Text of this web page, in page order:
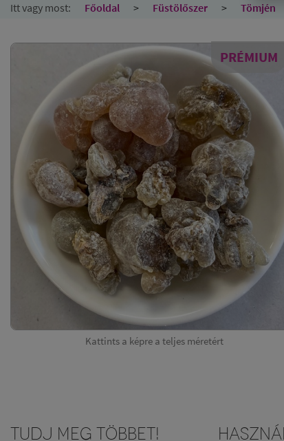
Itt vagy most: Főoldal Füstölőszer Tömjén
PRÉMIUM
Kattints a képre a teljes méretért
Tudj meg többet!